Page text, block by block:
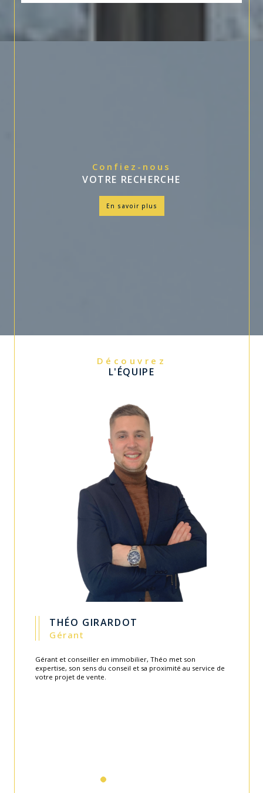
Confiez-nous
VOTRE RECHERCHE
en savoir plus
Découvrez
L'ÉQUIPE
GUILLAUME CARITEY
Gérant
Fondateur de l'agence en 2003, Guillaume apporte toute
son expérience et savoir-faire au service de l'équipe.